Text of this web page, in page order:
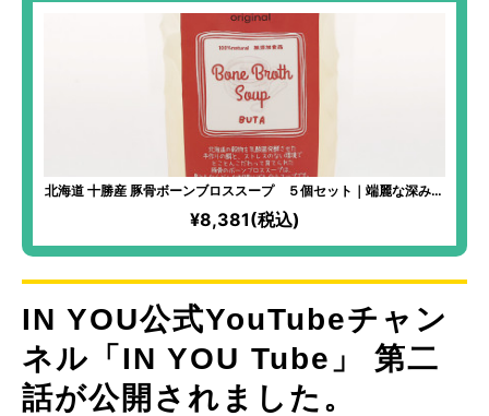
北海道 十勝産 豚骨ボーンブロススープ ５個セット｜端麗な深みの
ある味わい スープだけでおいしい満腹感
¥8,381(税込)
IN YOU公式YouTubeチャン
ネル「IN YOU Tube」 第二
話が公開されました。